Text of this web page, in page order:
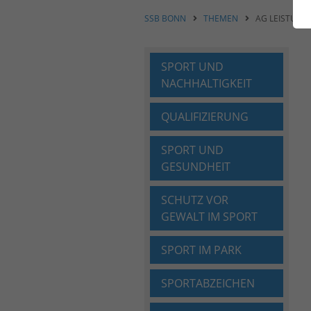
SSB BONN THEMEN AG
SPORT UND
NACHHALTIGKEIT
QUALIFIZIERUNG
SPORT UND
GESUNDHEIT
SCHUTZ VOR
GEWALT IM SPORT
SPORT IM PARK
SPORTABZEICHEN